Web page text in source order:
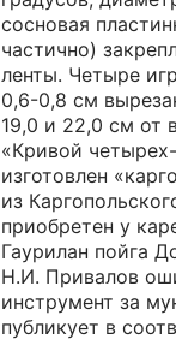
сосновая
частично)
ленты. Четыре
0,6-0,8 см
19,0 и 22,0 см от
«Кривой
изготовлен
из
приобретен у
Гаурилан пойга
Н.И. Привалов
инструмент за
публикует в